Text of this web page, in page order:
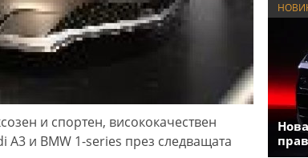
и спортен, висококачествен
A3 и BMW 1-series през следващата